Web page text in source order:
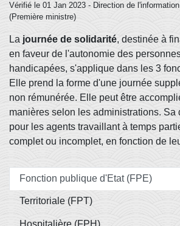
Vérifié le 01 Jan 2023 - Direction de
(Première ministre)
La journée de solidarité, destinée à
en faveur de l'autonomie des
handicapées, s'applique dans les 3
Elle prend la forme d'une journée
non rémunérée. Elle peut être
manières selon les administrations. Sa
pour les agents travaillant à temps
complet ou incomplet, en fonction de
Fonction publique d'Etat (FPE)
Territoriale (FPT)
Hospitalière (FPH)